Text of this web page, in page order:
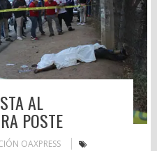
AL
POSTE
OAXPRESS